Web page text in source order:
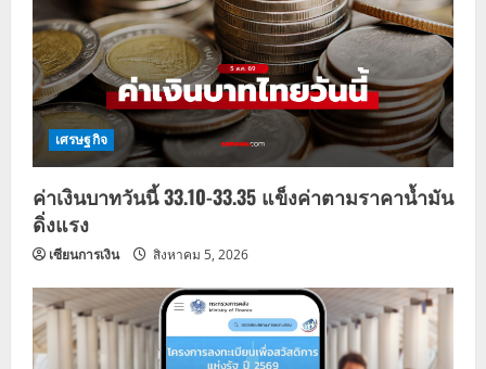
เศรษฐกิจ
ค่าเงินบาทวันนี้ 33.10-33.35 แข็งค่าตามราคาน้ำมัน
ดิ่งแรง
เซียนการเงิน สิงหาคม 5, 2026